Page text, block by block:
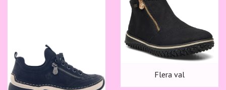
Flera val